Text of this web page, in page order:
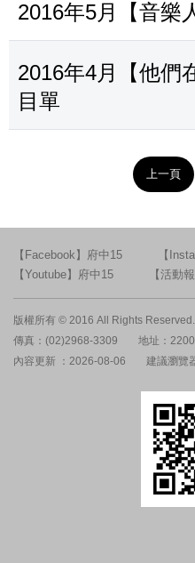
2016年5月【音樂
2016年4月【他們
目單
上一頁
【Facebook】府中15
【
【Youtube】府中15
【活動
版權所有 © 2016 All Rights Reserved.
傳真：(02)2968-3309
地址：
內容更新 ：2026-08-06
建議瀏覽